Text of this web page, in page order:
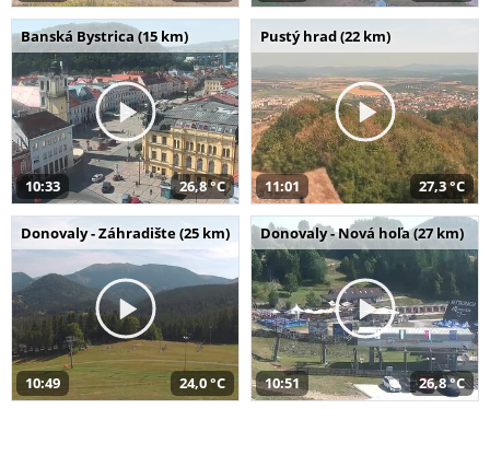
Banská Bystrica (15 km)
10:33 26,8 °C
Pustý hrad (22 km)
11:01 27,3 °C
Donovaly - Záhradište (25 km)
10:49 24,0 °C
Donovaly - Nová hoľa (27 km)
10:51 26,8 °C